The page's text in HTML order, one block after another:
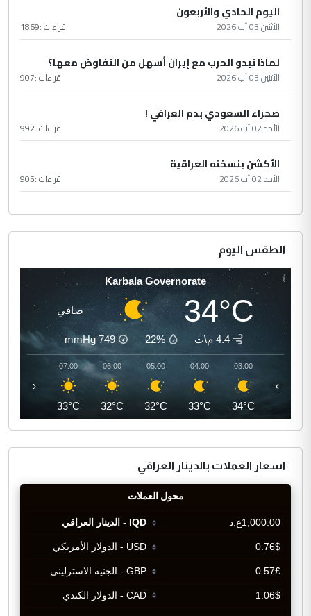
اليوم الحادي والأربعون
الأثنين 03 آب 2026 قراءات :1869
لماذا تبدو الحرب مع إيران أسهل من التفاوض معها؟
الأثنين 03 آب 2026 قراءات :907
صحراء السعودي بدم العراقي !
الأحد 02 آب 2026 قراءات :992
الأكشن بنسخته العراقية
الأحد 02 آب 2026 قراءات :905
الطقس اليوم
Karbala Governorate
34°C صافي
4.4 م\ث 22%
749
mmHg
03:00
34°C
04:00
33°C
05:00
32°C
06:00
32°C
07:00
33°C
‹ ›
اسعار العملات بالدينار العراقي